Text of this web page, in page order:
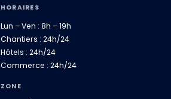
HORAIRES
Lun – Ven : 8h – 19h
Chantiers : 24h/24
Hôtels : 24h/24
Commerce : 24h/24
ZONE